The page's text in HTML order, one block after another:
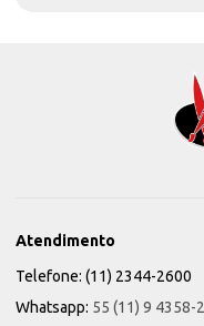
Atendimento
Telefone: (11) 2344-2600
Whatsapp: 55 (11) 9 4358-